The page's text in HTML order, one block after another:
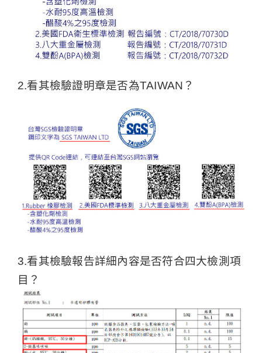
2.看其檢驗證明章是否為TAIWAN？
3.看其檢驗報告詳細內容是否符合四大檢測項
目？